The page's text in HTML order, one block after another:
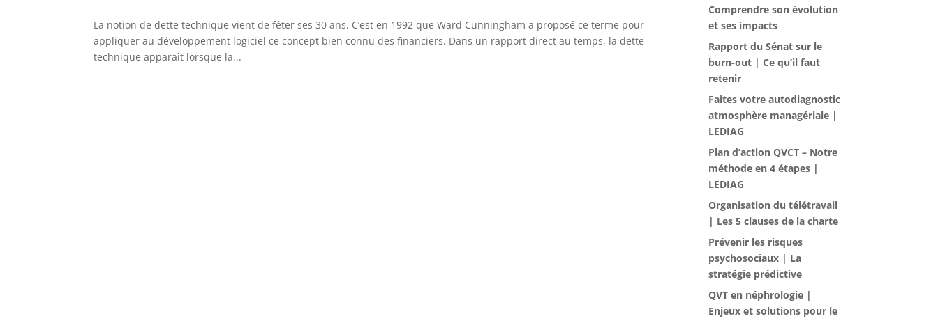
La notion de dette technique vient de fêter ses 30 ans. C’est en 1992 que Ward Cunningham a proposé ce terme pour
appliquer au développement logiciel ce concept bien connu des financiers. Dans un rapport direct au temps, la dette
technique apparaît lorsque la...
Comprendre son évolution
et ses impacts
Rapport du Sénat sur le
burn-out | Ce qu’il faut
retenir
Faites votre autodiagnostic
atmosphère managériale |
LEDIAG
Plan d’action QVCT – Notre
méthode en 4 étapes |
LEDIAG
Organisation du télétravail
| Les 5 clauses de la charte
Prévenir les risques
psychosociaux | La
stratégie prédictive
QVT en néphrologie |
Enjeux et solutions pour le